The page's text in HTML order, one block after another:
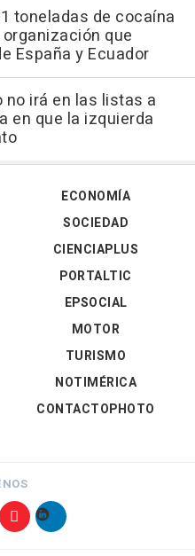
toneladas de cocaína
que
España y Ecuador
no irá en las listas a
en que la izquierda
ECONOMÍA
SOCIEDAD
CIENCIAPLUS
PORTALTIC
EPSOCIAL
MOTOR
TURISMO
NOTIMÉRICA
CONTACTOPHOTO